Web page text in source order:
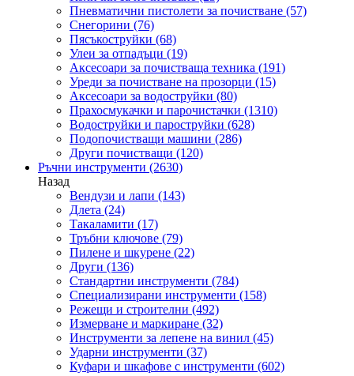
Пневматични пистолети за почистване (57)
Снегорини (76)
Пясъкоструйки (68)
Улеи за отпадъци (19)
Аксесоари за почистваща техника (191)
Уреди за почистване на прозорци (15)
Аксесоари за водоструйки (80)
Прахосмукачки и парочистачки (1310)
Водоструйки и пароструйки (628)
Подопочистващи машини (286)
Други почистващи (120)
Ръчни инструменти (2630)
Назад
Вендузи и лапи (143)
Длета (24)
Такаламити (17)
Тръбни ключове (79)
Пилене и шкурене (22)
Други (136)
Стандартни инструменти (784)
Специализирани инструменти (158)
Режещи и строителни (492)
Измерване и маркиране (32)
Инструменти за лепене на винил (45)
Ударни инструменти (37)
Куфари и шкафове с инструменти (602)